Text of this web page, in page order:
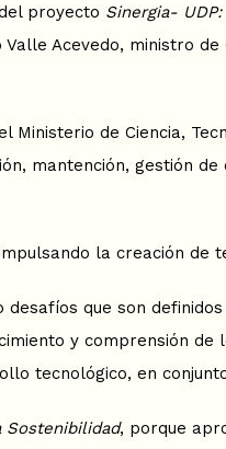
proyecto Sinergia-
Acevedo, ministro de
de Ciencia,
mantención, gestión
la creación de
que son
y comprensión
tecnológico, en
Sostenibilidad, porque